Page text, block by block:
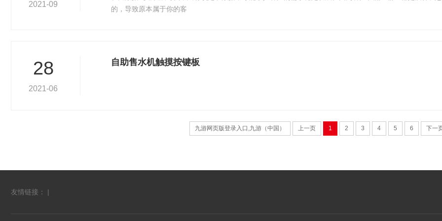
2021-09
的，导致原本属于你的客
28
2021-06
自助售水机触摸按键板
九游网页版登录入口,九游（中国） 上一页 1 2 3 4 5 6 下一
友情链接： |